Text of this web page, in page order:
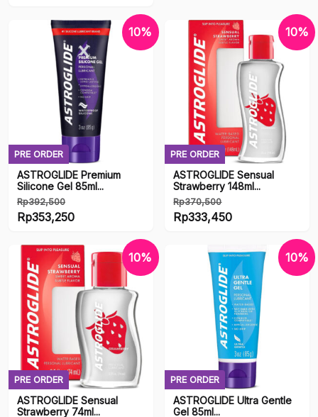
Dildo & Vibrator
Doujinshi
Entertainment
Eroge
Fake Boobs
Fetish
Lubricant
Merchandise
Onahole
R18
Stocks
adalah:
Rp410,500.
Rp369,450.
PRE ORDER
10%
ASTROGLIDE Premium
Silicone Gel 85ml...
Rp392,500
Harga
adalah:
Rp392,500.
Rp353,250
saat
ini
adalah:
Rp353,250.
PRE ORDER
10%
ASTROGLIDE Sensual
Strawberry 148ml...
Rp370,500
Harga
adalah:
Rp370,500.
Rp333,450
Rp333,450.
PRE ORDER
10%
ASTROGLIDE Sensual
Strawberry 74ml...
PRE ORDER
10%
ASTROGLIDE Ultra Gentle
Gel 85ml...